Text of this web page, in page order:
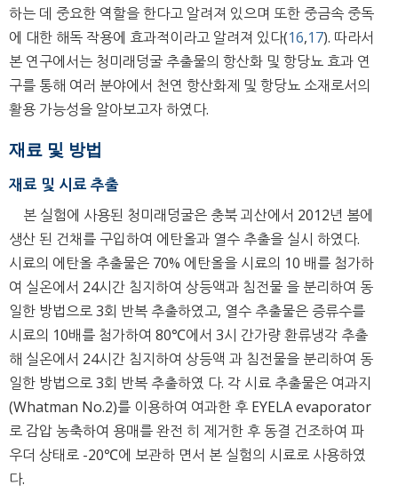
하는 데 중요한 역할을 한다고 알려져 있으며 또한 중금속 중독
에 대한 해독 작용에 효과적이라고 알려져 있다(16,17). 따라서
본 연구에서는 청미래덩굴 추출물의 항산화 및 항당뇨 효과 연
구를 통해 여러 분야에서 천연 항산화제 및 항당뇨 소재로서의
활용 가능성을 알아보고자 하였다.
재료 및 방법
재료 및 시료 추출
본 실험에 사용된 청미래덩굴은 충북 괴산에서 2012년 봄에
생산 된 건채를 구입하여 에탄올과 열수 추출을 실시 하였다.
시료의 에탄올 추출물은 70% 에탄올을 시료의 10 배를 첨가하
여 실온에서 24시간 침지하여 상등액과 침전물 을 분리하여 동
일한 방법으로 3회 반복 추출하였고, 열수 추출물은 증류수를
시료의 10배를 첨가하여 80℃에서 3시 간가량 환류냉각 추출
해 실온에서 24시간 침지하여 상등액 과 침전물을 분리하여 동
일한 방법으로 3회 반복 추출하였 다. 각 시료 추출물은 여과지
(Whatman No.2)를 이용하여 여과한 후 EYELA evaporator
로 감압 농축하여 용매를 완전 히 제거한 후 동결 건조하여 파
우더 상태로 -20℃에 보관하 면서 본 실험의 시료로 사용하였
다.